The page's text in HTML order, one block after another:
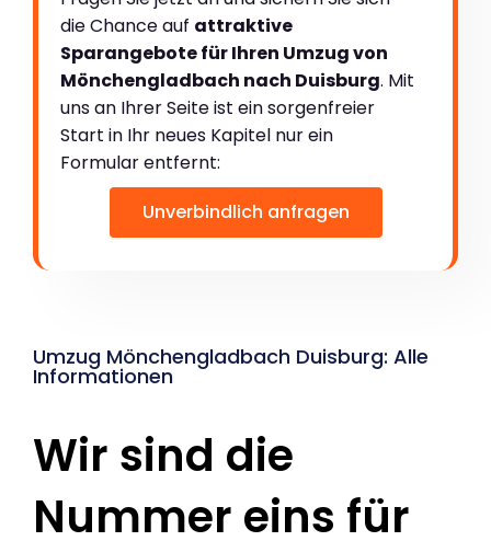
die Chance auf attraktive
Sparangebote für Ihren Umzug von
Mönchengladbach nach Duisburg. Mit
uns an Ihrer Seite ist ein sorgenfreier
Start in Ihr neues Kapitel nur ein
Formular entfernt:
Unverbindlich anfragen
Umzug Mönchengladbach Duisburg: Alle
Informationen
Wir sind die
Nummer eins für